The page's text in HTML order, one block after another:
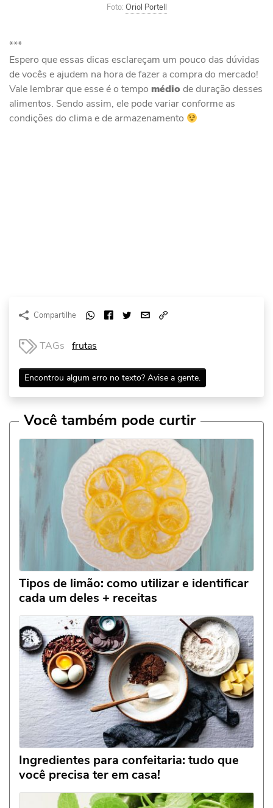
Foto: Oriol Portell
***
Espero que essas dicas esclareçam um pouco das dúvidas
de vocês e ajudem na hora de fazer a compra do mercado!
Vale lembrar que esse é o tempo médio de duração desses
alimentos. Sendo assim, ele pode variar conforme as
condições do clima e de armazenamento
Compartilhe
TAGs frutas
Encontrou algum erro no texto? Avise a gente.
Você também pode curtir
Tipos de limão: como utilizar e identificar
cada um deles + receitas
Ingredientes para confeitaria: tudo que
você precisa ter em casa!